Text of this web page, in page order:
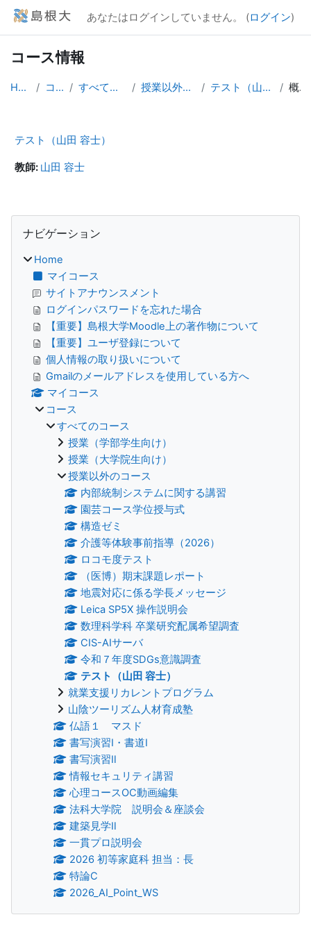
メインコンテンツへスキップする
あなたはログインしていません。 (ログイン)
コース情報
Home コース すべてのコース 授業以外のコース テスト（山田 容士） 概要
テスト（山田 容士）
教師: 山田 容士
ブロック
ナビゲーション
Home
マイコース
サイトアナウンスメント
ログインパスワードを忘れた場合
【重要】島根大学Moodle上の著作物について
【重要】ユーザ登録について
個人情報の取り扱いについて
Gmailのメールアドレスを使用している方へ
マイコース
コース
すべてのコース
授業（学部学生向け）
授業（大学院生向け）
授業以外のコース
内部統制システムに関する講習
園芸コース学位授与式
構造ゼミ
介護等体験事前指導（2026）
ロコモ度テスト
（医博）期末課題レポート
地震対応に係る学長メッセージ
Leica SP5X 操作説明会
数理科学科 卒業研究配属希望調査
CIS-AIサーバ
令和７年度SDGs意識調査
テスト（山田 容士）
就業支援リカレントプログラム
山陰ツーリズム人材育成塾
仏語１ マスド
書写演習Ⅰ・書道Ⅰ
書写演習Ⅱ
情報セキュリティ講習
心理コースOC動画編集
法科大学院 説明会＆座談会
建築見学Ⅱ
一貫プロ説明会
2026 初等家庭科 担当：長
特論C
2026_AI_Point_WS